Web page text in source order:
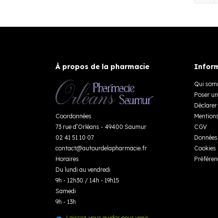
À propos de la pharmacie
Coordonnées
73 rue d’Orléans - 49400 Saumur
02 41 51 10 07
contact@autourdelapharmacie.fr
Horaires
Du lundi au vendredi
9h - 12h30 / 14h - 19h15
Samedi
9h - 13h
Qui
Poser
CGV
Cookies